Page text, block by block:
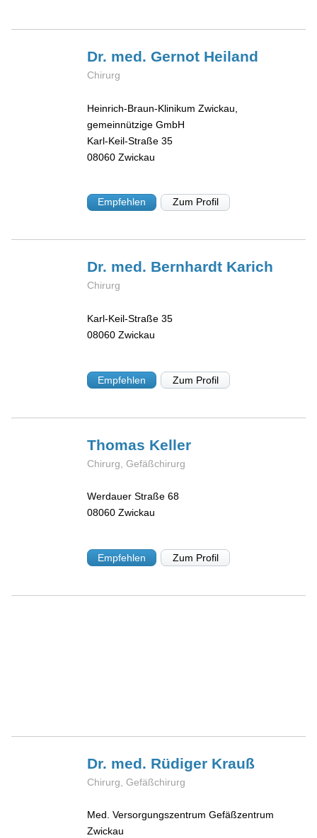
Dr. med. Gernot Heiland
Chirurg
Heinrich-Braun-Klinikum Zwickau,
gemeinnützige GmbH
Karl-Keil-Straße 35
08060 Zwickau
Empfehlen Zum Profil
Dr. med. Bernhardt Karich
Chirurg
Karl-Keil-Straße 35
08060 Zwickau
Empfehlen Zum Profil
Thomas Keller
Chirurg, Gefäßchirurg
Werdauer Straße 68
08060 Zwickau
Empfehlen Zum Profil
Dr. med. Rüdiger Krauß
Chirurg, Gefäßchirurg
Med. Versorgungszentrum Gefäßzentrum
Zwickau